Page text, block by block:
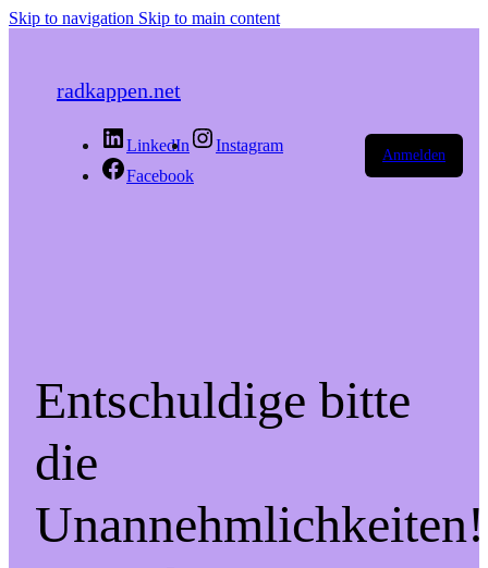
Skip to navigation Skip to main content
radkappen.net
LinkedIn
Instagram
Facebook
Anmelden
Entschuldige bitte
die
Unannehmlichkeiten!